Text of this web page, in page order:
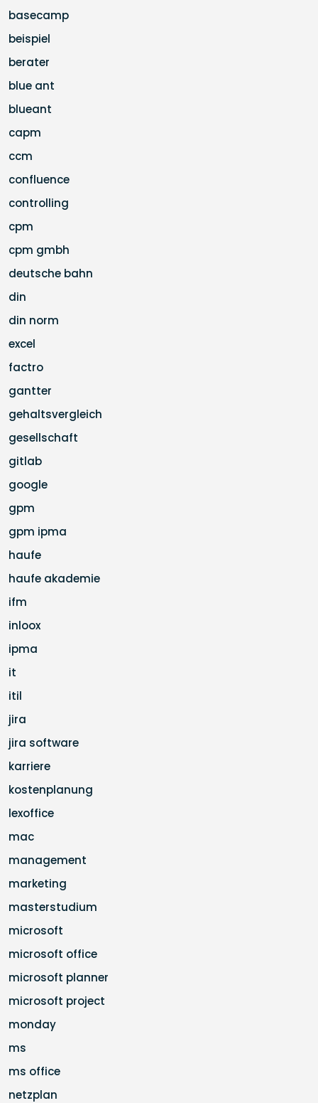
basecamp
beispiel
berater
blue ant
blueant
capm
ccm
confluence
controlling
cpm
cpm gmbh
deutsche bahn
din
din norm
excel
factro
gantter
gehaltsvergleich
gesellschaft
gitlab
google
gpm
gpm ipma
haufe
haufe akademie
ifm
inloox
ipma
it
itil
jira
jira software
karriere
kostenplanung
lexoffice
mac
management
marketing
masterstudium
microsoft
microsoft office
microsoft planner
microsoft project
monday
ms
ms office
netzplan